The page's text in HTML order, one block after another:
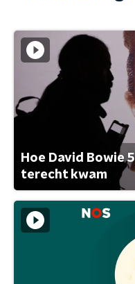
Hoe David Bowie
terecht kwam